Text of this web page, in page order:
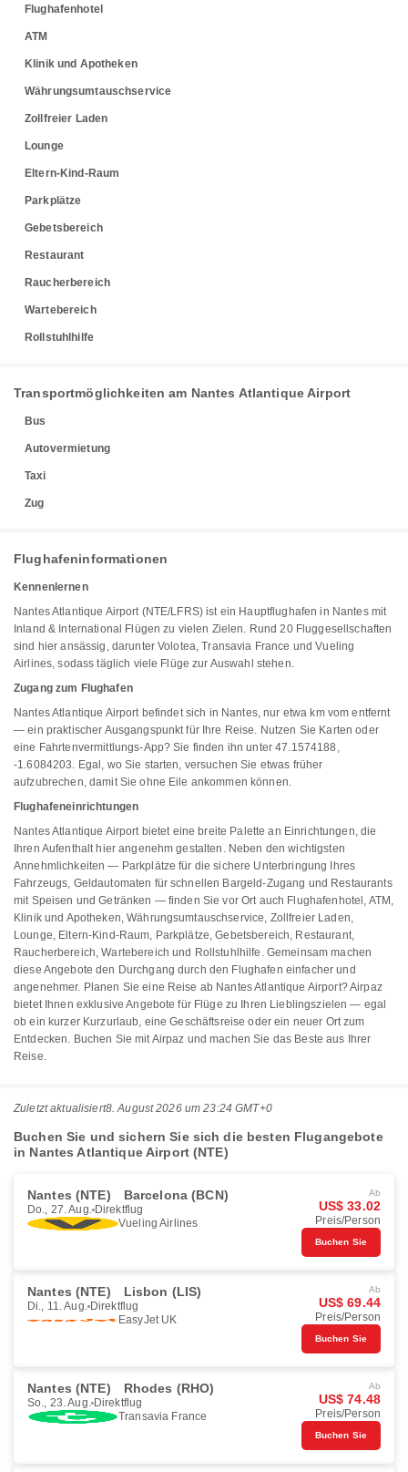
Flughafenhotel
ATM
Klinik und Apotheken
Währungsumtauschservice
Zollfreier Laden
Lounge
Eltern-Kind-Raum
Parkplätze
Gebetsbereich
Restaurant
Raucherbereich
Wartebereich
Rollstuhlhilfe
Transportmöglichkeiten am Nantes Atlantique Airport
Bus
Autovermietung
Taxi
Zug
Flughafeninformationen
Kennenlernen
Nantes Atlantique Airport (NTE/LFRS) ist ein Hauptflughafen in Nantes mit
Inland & International Flügen zu vielen Zielen. Rund 20 Fluggesellschaften
sind hier ansässig, darunter Volotea, Transavia France und Vueling
Airlines, sodass täglich viele Flüge zur Auswahl stehen.
Zugang zum Flughafen
Nantes Atlantique Airport befindet sich in Nantes, nur etwa km vom entfernt
— ein praktischer Ausgangspunkt für Ihre Reise. Nutzen Sie Karten oder
eine Fahrtenvermittlungs-App? Sie finden ihn unter 47.1574188,
-1.6084203. Egal, wo Sie starten, versuchen Sie etwas früher
aufzubrechen, damit Sie ohne Eile ankommen können.
Flughafeneinrichtungen
Nantes Atlantique Airport bietet eine breite Palette an Einrichtungen, die
Ihren Aufenthalt hier angenehm gestalten. Neben den wichtigsten
Annehmlichkeiten — Parkplätze für die sichere Unterbringung Ihres
Fahrzeugs, Geldautomaten für schnellen Bargeld-Zugang und Restaurants
mit Speisen und Getränken — finden Sie vor Ort auch Flughafenhotel, ATM,
Klinik und Apotheken, Währungsumtauschservice, Zollfreier Laden,
Lounge, Eltern-Kind-Raum, Parkplätze, Gebetsbereich, Restaurant,
Raucherbereich, Wartebereich und Rollstuhlhilfe. Gemeinsam machen
diese Angebote den Durchgang durch den Flughafen einfacher und
angenehmer. Planen Sie eine Reise ab Nantes Atlantique Airport? Airpaz
bietet Ihnen exklusive Angebote für Flüge zu Ihren Lieblingszielen — egal
ob ein kurzer Kurzurlaub, eine Geschäftsreise oder ein neuer Ort zum
Entdecken. Buchen Sie mit Airpaz und machen Sie das Beste aus Ihrer
Reise.
Zuletzt aktualisiert8. August 2026 um 23:24 GMT+0
Buchen Sie und sichern Sie sich die besten Flugangebote
in Nantes Atlantique Airport (NTE)
Nantes (NTE) Barcelona (BCN)
Do., 27. Aug. Direktflug
Vueling Airlines
Ab
US$ 33.02
Preis/Person
Buchen Sie
Nantes (NTE) Lisbon (LIS)
Di., 11. Aug. Direktflug
EasyJet UK
Ab
US$ 69.44
Preis/Person
Buchen Sie
Nantes (NTE) Rhodes (RHO)
So., 23. Aug. Direktflug
Transavia France
Ab
US$ 74.48
Preis/Person
Buchen Sie